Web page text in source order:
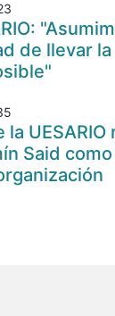
de llevar la
UESARIO
Said